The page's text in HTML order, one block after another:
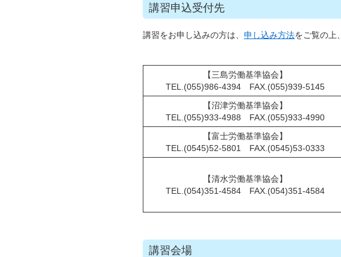
講習申込受付先
講習をお申し込みの方は、 申し込み方法をご覧の上
【三島労働基準協会】
TEL.(055)986-4394 FAX.(055)939-5145
【沼津労働基準協会】
TEL.(055)933-4988 FAX.(055)933-4990
【富士労働基準協会】
TEL.(0545)52-5801 FAX.(0545)53-0333
【清水労働基準協会】
TEL.(054)351-4584 FAX.(054)351-4584
講習会場